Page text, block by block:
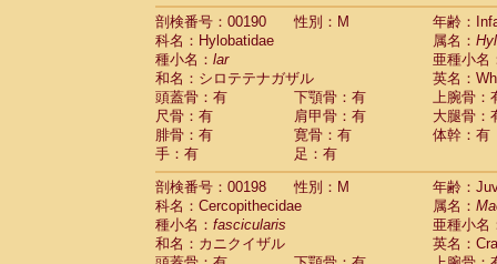
剖検番号：00190
性別：M
年齢：
科名：Hylobatidae
属名：
種小名： lar
亜種小名
和名：シロテテナガザル
英名：
頭蓋骨：有
下顎骨：有
上腕骨：
尺骨：有
肩甲骨：有
大腿骨：
腓骨：有
寛骨：有
体幹：有
手：有
足：有
剖検番号：00198
性別：M
年齢：
科名：Cercopithecidae
属名：
種小名： fascicularis
亜種小名
和名：カニクイザル
英名：